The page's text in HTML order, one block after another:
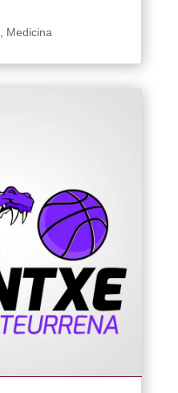
, Medicina